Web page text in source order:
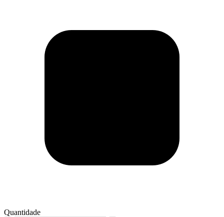
Quantidade